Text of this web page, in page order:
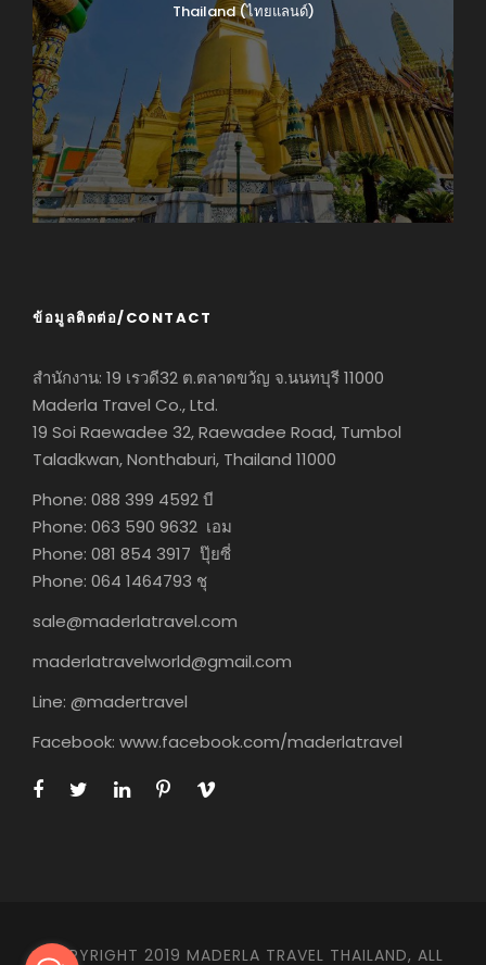
Thailand (ไทยแลนด์)
ข้อมูลติดต่อ/CONTACT
สำนักงาน: 19 เรวดี32 ต.ตลาดขวัญ จ.นนทบุรี 11000
Maderla Travel Co., Ltd.
19 Soi Raewadee 32, Raewadee Road, Tumbol
Taladkwan, Nonthaburi, Thailand 11000
Phone: 088 399 4592 บี
Phone: 063 590 9632 เอม
Phone: 081 854 3917 ปุ๊ยซี่
Phone: 064 1464793 ชุ
sale@maderlatravel.com
maderlatravelworld@gmail.com
Line: @madertravel
Facebook: www.facebook.com/maderlatravel
COPYRIGHT 2019 MADERLA TRAVEL THAILAND, ALL